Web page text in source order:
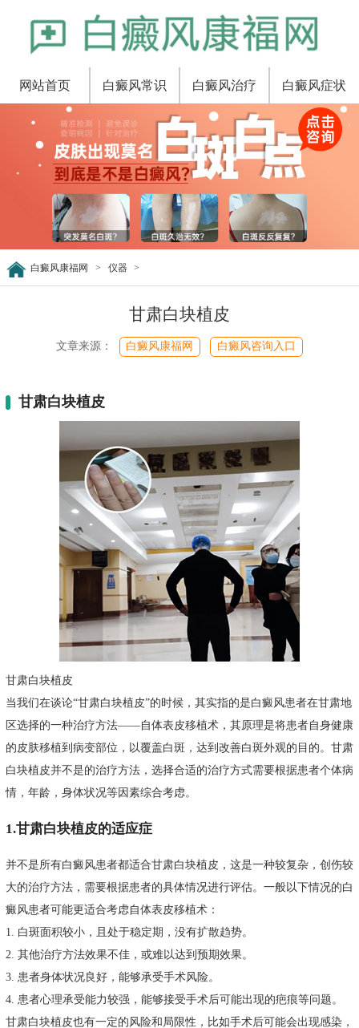
网站首页 白癜风常识 白癜风治疗 白癜风症状
白癜风康福网 > 仪器 >
甘肃白块植皮
文章来源： 白癜风康福网 白癜风咨询入口
甘肃白块植皮
甘肃白块植皮
当我们在谈论“甘肃白块植皮”的时候，其实指的是白癜风患者在甘肃地
区选择的一种治疗方法——自体表皮移植术，其原理是将患者自身健康
的皮肤移植到病变部位，以覆盖白斑，达到改善白斑外观的目的。甘肃
白块植皮并不是的治疗方法，选择合适的治疗方式需要根据患者个体病
情，年龄，身体状况等因素综合考虑。
1.甘肃白块植皮的适应症
并不是所有白癜风患者都适合甘肃白块植皮，这是一种较复杂，创伤较
大的治疗方法，需要根据患者的具体情况进行评估。一般以下情况的白
癜风患者可能更适合考虑自体表皮移植术：
1. 白斑面积较小，且处于稳定期，没有扩散趋势。
2. 其他治疗方法效果不佳，或难以达到预期效果。
3. 患者身体状况良好，能够承受手术风险。
4. 患者心理承受能力较强，能够接受手术后可能出现的疤痕等问题。
甘肃白块植皮也有一定的风险和局限性，比如手术后可能会出现感染，